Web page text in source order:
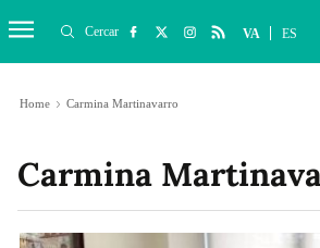
Cercar VA ES
Home Carmina Martinavarro
Carmina